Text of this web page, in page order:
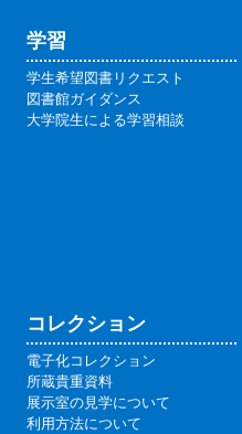
学習
学生希望図書リクエスト
図書館ガイダンス
大学院生による学習相談
コレクション
電子化コレクション
所蔵貴重資料
展示室の見学について
利用方法について